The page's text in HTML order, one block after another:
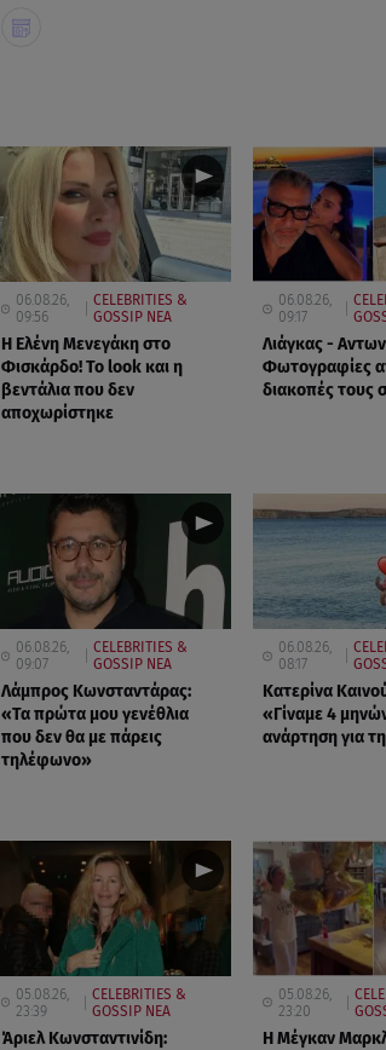
06.08.26,
09:56
CELEBRITIES &
GOSSIP ΝΕΑ
Η Ελένη Μενεγάκη στο
Φισκάρδο! Το look και η
βεντάλια που δεν
αποχωρίστηκε
06.08.26,
09:17
Λιάγκας -
Φωτογραφίες
διακοπές τους
06.08.26,
09:07
CELEBRITIES &
GOSSIP ΝΕΑ
Λάμπρος Κωνσταντάρας:
«Τα πρώτα μου γενέθλια
που δεν θα με πάρεις
τηλέφωνο»
06.08.26,
08:17
Κατερίνα
«Γίναμε 4
ανάρτηση για
05.08.26,
23:39
CELEBRITIES &
GOSSIP ΝΕΑ
Άριελ Κωνσταντινίδη:
05.08.26,
23:20
Η Μέγκαν